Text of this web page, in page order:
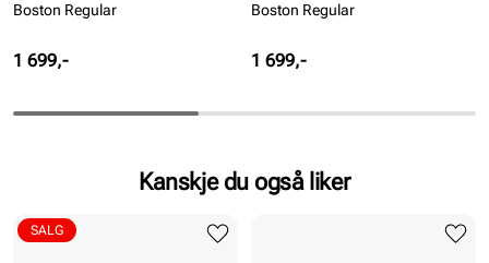
Boston Regular
Pris
1 699,-
Boston Regular
Pris
1 699,-
Kanskje du også liker
SALG